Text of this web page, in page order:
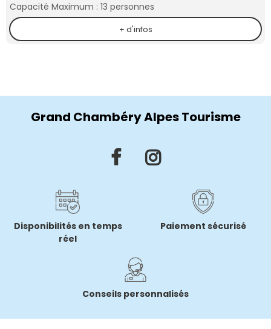
Capacité Maximum : 13 personnes
+ d'infos
Grand Chambéry Alpes Tourisme
Disponibilités en temps
réel
Paiement sécurisé
Conseils personnalisés